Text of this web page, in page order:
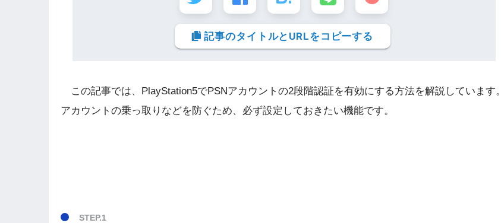
記事のタイトルとURLをコピーする
この記事では、PlayStation5でPSNアカウントの2段階認証を有効にする方法を解説しています。
アカウントの乗っ取りなどを防ぐため、必ず設定しておきたい機能です。
STEP.1